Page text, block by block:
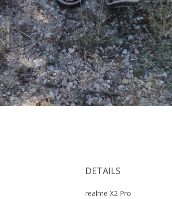
DETAILS
realme X2 Pro